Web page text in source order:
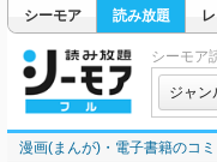
シーモア 読み放題
シーモア
ジャン
漫画(まんが)・電子書籍のコ